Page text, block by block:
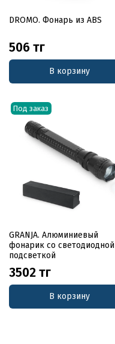
DROMO. Фонарь из ABS
506 тг
В корзину
Под заказ
GRANJA. Алюминиевый
фонарик со светодиодной
подсветкой
3502 тг
В корзину